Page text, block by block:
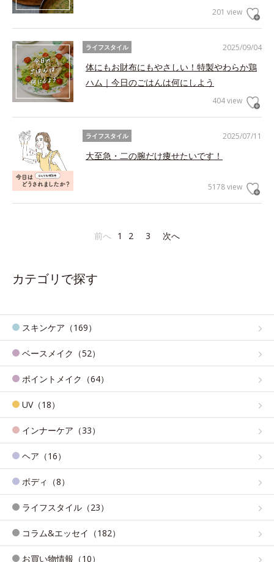
201 view
2025/09/04
ライフスタイル
体にもお財布にもやさしい！特製やわらか鶏
ハム｜今日のごはんは何にしよう
404 view
2025/07/11
ライフスタイル
大至急・二の腕だけ痩せたいです！
5178 view
前へ 1 2 3 次へ
カテゴリで探す
スキンケア（169）
ベースメイク（52）
ポイントメイク（64）
UV（18）
インナーケア（33）
ヘア（16）
ボディ（8）
ライフスタイル（23）
コラム&エッセイ（182）
お買い物情報（10）